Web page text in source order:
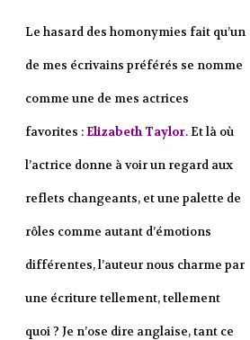
Le hasard des homonymies fait qu’un
de mes écrivains préférés se nomme
comme une de mes actrices
favorites :Elizabeth Taylor. Et là où
l’actrice donne à voir un regard aux
reflets changeants, et une palette de
rôles comme autant d’émotions
différentes, l’auteur nous charme par
une écriture tellement, tellement
quoi ? Je n’ose dire anglaise, tant ce